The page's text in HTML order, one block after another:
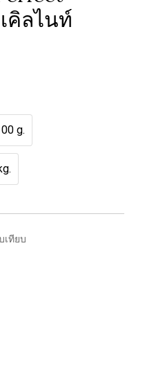
คิลไนท์
g.
เทียบ